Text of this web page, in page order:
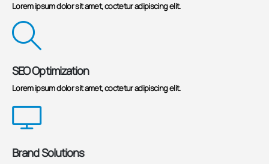
Lorem ipsum dolor sit amet, coctetur adipiscing elit.
SEO Optimization
Lorem ipsum dolor sit amet, coctetur adipiscing elit.
Brand Solutions